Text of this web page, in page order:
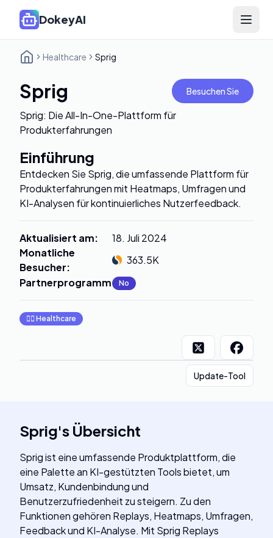
DokeyAI Open
Healthcare Sprig
Sprig Besuchen Sie
Sprig: Die All-In-One-Plattform für
Produkterfahrungen
Einführung
Entdecken Sie Sprig, die umfassende Plattform für
Produkterfahrungen mit Heatmaps, Umfragen und
KI-Analysen für kontinuierliches Nutzerfeedback.
Aktualisiert am:
18. Juli 2024
Monatliche
Besucher:
363.5K
Partnerprogramm: No
👩‍⚕️ Healthcare
Update-Tool
Sprig's Übersicht
Sprig ist eine umfassende Produktplattform, die
eine Palette an KI-gestützten Tools bietet, um
Umsatz, Kundenbindung und
Benutzerzufriedenheit zu steigern. Zu den
Funktionen gehören Replays, Heatmaps, Umfragen,
Feedback und KI-Analyse. Mit Sprig Replays